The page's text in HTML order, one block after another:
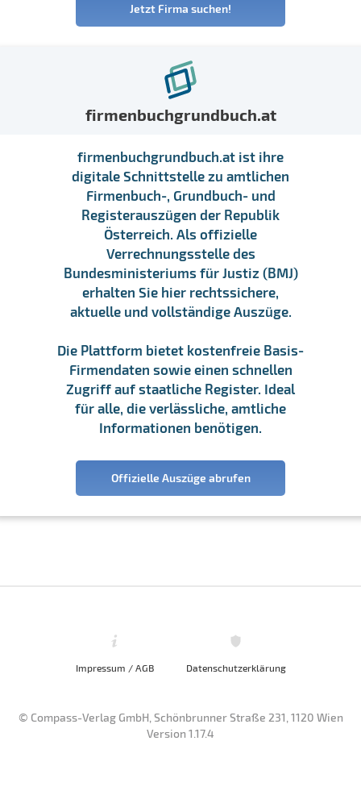
Jetzt Firma suchen!
firmenbuchgrundbuch.at
firmenbuchgrundbuch.at ist ihre
digitale Schnittstelle zu amtlichen
Firmenbuch-, Grundbuch- und
Registerauszügen der Republik
Österreich. Als offizielle
Verrechnungsstelle des
Bundesministeriums für Justiz (BMJ)
erhalten Sie hier rechtssichere,
aktuelle und vollständige Auszüge.
Die Plattform bietet kostenfreie Basis-
Firmendaten sowie einen schnellen
Zugriff auf staatliche Register. Ideal
für alle, die verlässliche, amtliche
Informationen benötigen.
Offizielle Auszüge abrufen
Impressum / AGB Datenschutzerklärung
© Compass-Verlag GmbH, Schönbrunner Straße 231, 1120 Wien
Version 1.17.4